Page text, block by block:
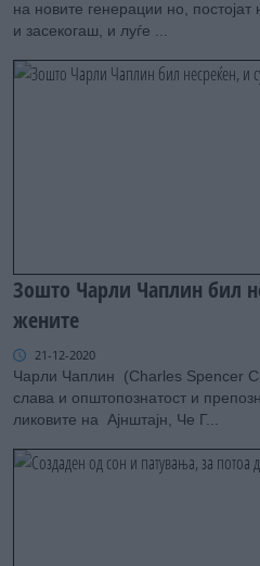
на новите генерации но, постојат
и засекогаш, и луѓе ...
Зошто Чарли Чаплин бил
жените
21-12-2020
Чарли Чаплин (Charles Spencer
слава и општопознатост и
ликовите на Ајнштајн, Че Г...